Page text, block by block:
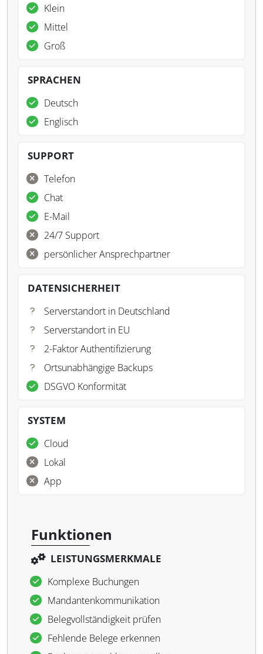
Klein
Mittel
Groß
SPRACHEN
Deutsch
Englisch
SUPPORT
Telefon
Chat
E-Mail
24/7 Support
persönlicher Ansprechpartner
DATENSICHERHEIT
Serverstandort in Deutschland
Serverstandort in EU
2-Faktor Authentifizierung
Ortsunabhängige Backups
DSGVO Konformität
SYSTEM
Cloud
Lokal
App
Funktionen
LEISTUNGSMERKMALE
Komplexe Buchungen
Mandantenkommunikation
Belegvollständigkeit prüfen
Fehlende Belege erkennen